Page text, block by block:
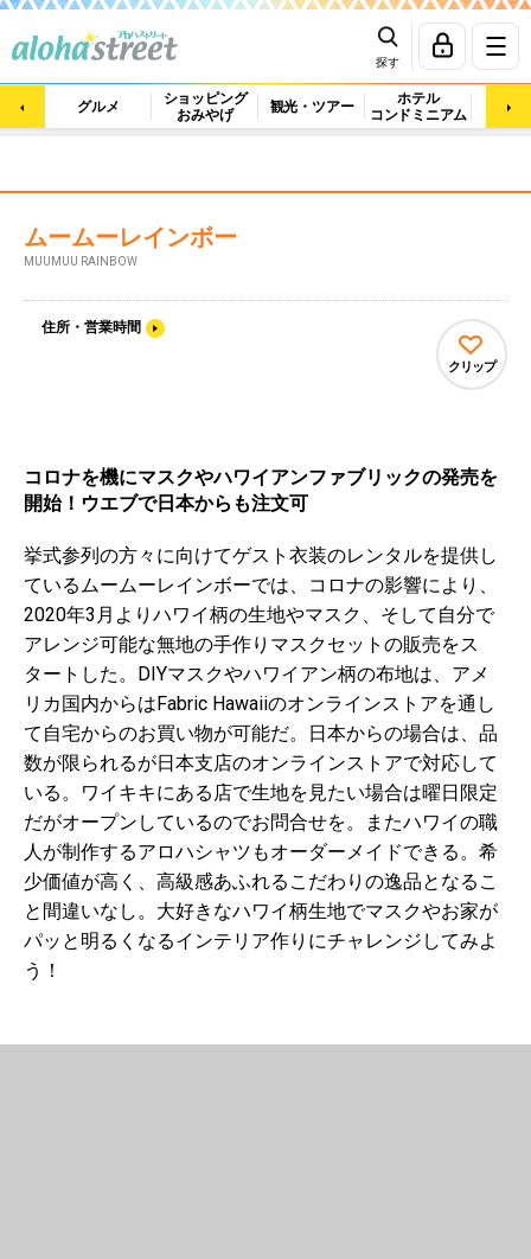
探す
グルメ
ショッピング
おみやげ
観光・ツアー
ホテル
コンドミニアム
マッ
ムームーレインボー
MUUMUU RAINBOW
住所・営業時間
クリップ
コロナを機にマスクやハワイアンファブリックの発売を
開始！ウエブで日本からも注文可
挙式参列の方々に向けてゲスト衣装のレンタルを提供し
ているムームーレインボーでは、コロナの影響により、
2020年3月よりハワイ柄の生地やマスク、そして自分で
アレンジ可能な無地の手作りマスクセットの販売をス
タートした。DIYマスクやハワイアン柄の布地は、アメ
リカ国内からはFabric Hawaiiのオンラインストアを通し
て自宅からのお買い物が可能だ。日本からの場合は、品
数が限られるが日本支店のオンラインストアで対応して
いる。ワイキキにある店で生地を見たい場合は曜日限定
だがオープンしているのでお問合せを。またハワイの職
人が制作するアロハシャツもオーダーメイドできる。希
少価値が高く、高級感あふれるこだわりの逸品となるこ
と間違いなし。大好きなハワイ柄生地でマスクやお家が
パッと明るくなるインテリア作りにチャレンジしてみよ
う！